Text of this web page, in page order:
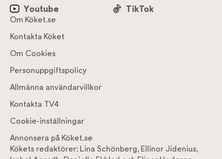
Youtube
TikTok
Om Köket.se
Kontakta Köket
Om Cookies
Personuppgiftspolicy
Allmänna användarvillkor
Kontakta TV4
Cookie-inställningar
Annonsera på Köket.se
Kökets redaktörer: Lina Schönberg, Ellinor Jidenius,